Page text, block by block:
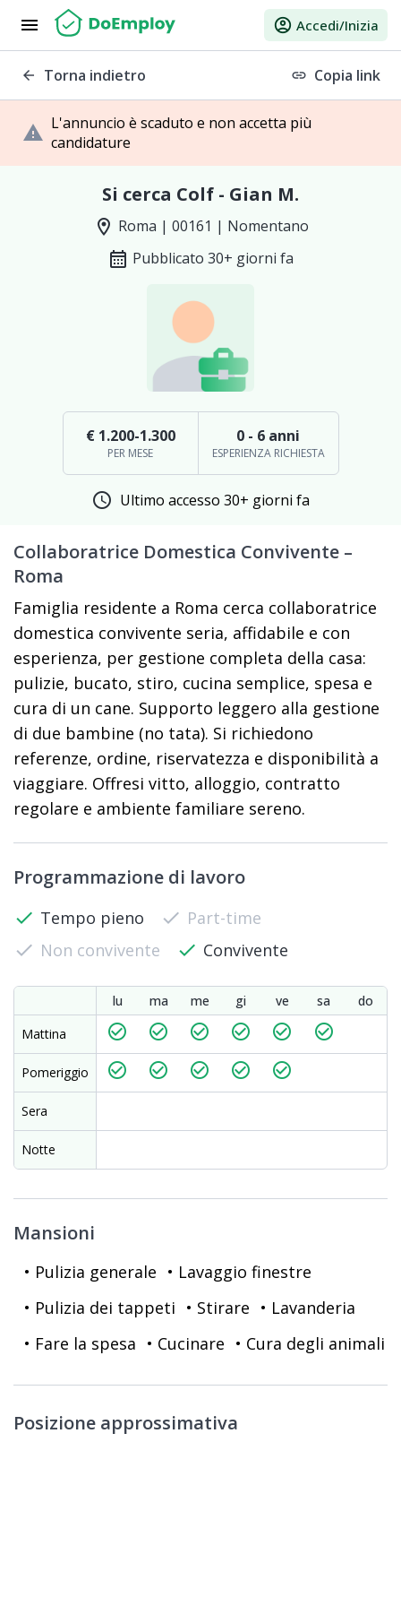
menu account_circle Accedi/Inizia
arrow_back Torna indietro link Copia link
warning L'annuncio è scaduto e non accetta più
candidature
Si cerca Colf - Gian M.
location_on Roma | 00161 | Nomentano
calendar_month Pubblicato 30+ giorni fa
€ 1.200-1.300
PER MESE
0 - 6 anni
ESPERIENZA RICHIESTA
schedule Ultimo accesso 30+ giorni fa
Collaboratrice Domestica Convivente –
Roma
Famiglia residente a Roma cerca collaboratrice
domestica convivente seria, affidabile e con
esperienza, per gestione completa della casa:
pulizie, bucato, stiro, cucina semplice, spesa e
cura di un cane. Supporto leggero alla gestione
di due bambine (no tata). Si richiedono
referenze, ordine, riservatezza e disponibilità a
viaggiare. Offresi vitto, alloggio, contratto
regolare e ambiente familiare sereno.
Programmazione di lavoro
check Tempo pieno check Part-time
check Non convivente check Convivente
lu ma me gi ve sa
do
Mattina
check_circle_outline check_circle_outline check_circle_outline check_circle_outline check_circle_outline check_circle_outline
Pomeriggio check_circle_outline check_circle_outline check_circle_outline check_circle_outline check_circle_outline
Sera
Notte
Mansioni
• Pulizia generale • Lavaggio finestre
• Pulizia dei tappeti • Stirare • Lavanderia
• Fare la spesa • Cucinare • Cura degli animali
Posizione approssimativa